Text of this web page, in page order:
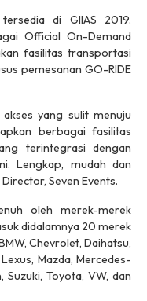
di GIIAS 2019.
Official On-Demand
fasilitas transportasi
pemesanan GO-RIDE
yang sulit menuju
berbagai fasilitas
terintegrasi dengan
Lengkap, mudah dan
Seven Events.
oleh merek-merek
didalamnya 20 merek
Chevrolet, Daihatsu,
Mazda, Mercedes-
Suzuki, Toyota, VW, dan